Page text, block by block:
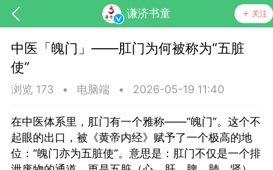
谦济书童 关注
中医「魄门」——肛门为何被称为“五脏
使”
浏览 173 • 电脑端 • 2026-05-19 11:40
在中医体系里，肛门有一个雅称——“魄门”。这个不
起眼的出口，被《黄帝内经》赋予了一个极高的地
位：“魄门亦为五脏使”。意思是：肛门不仅是一个排